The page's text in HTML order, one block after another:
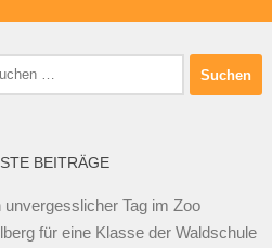
BEITRÄGE
unvergesslicher Tag im Zoo
für eine Klasse der Waldschule